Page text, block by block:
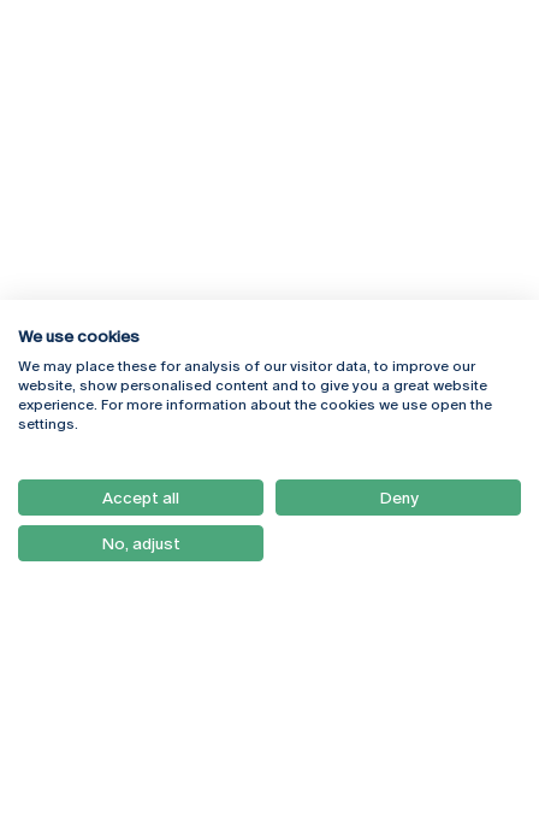
Rua Diogo Botelho 1327
4169-005 Porto
+351 226 196 240
Campus Online
Webmail
Como Chegar
Newsletter
We use cookies
We may place these for analysis of our visitor data, to improve our
website, show personalised content and to give you a great website
experience. For more information about the cookies we use open the
settings.
Accept all Deny
No, adjust